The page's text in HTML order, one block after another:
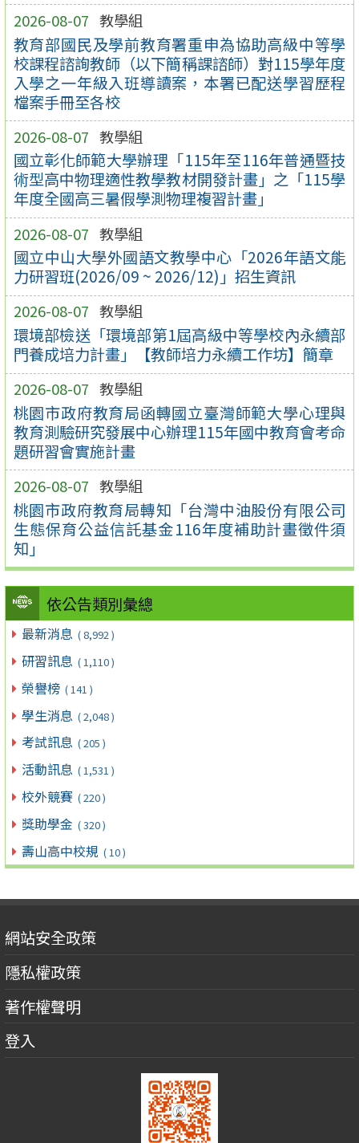
2026-08-07 教學組
教育部國民及學前教育署重申為協助高級中等學
校課程諮詢教師（以下簡稱課諮師）對115學年度
入學之一年級入班導讀案，本署已配送學習歷程
檔案手冊至各校
2026-08-07 教學組
國立彰化師範大學辦理「115年至116年普通暨技
術型高中物理適性教學教材開發計畫」之「115學
年度全國高三暑假學測物理複習計畫」
2026-08-07 教學組
國立中山大學外國語文教學中心「2026年語文能
力研習班(2026/09 ~ 2026/12)」招生資訊
2026-08-07 教學組
環境部檢送「環境部第1屆高級中等學校內永續部
門養成培力計畫」【教師培力永續工作坊】簡章
2026-08-07 教學組
桃園市政府教育局函轉國立臺灣師範大學心理與
教育測驗研究發展中心辦理115年國中教育會考命
題研習會實施計畫
2026-08-07 教學組
桃園市政府教育局轉知「台灣中油股份有限公司
生態保育公益信託基金116年度補助計畫徵件須
知」
依公告類別彙總
最新消息 ( 8,992 )
研習訊息 ( 1,110 )
榮譽榜 ( 141 )
學生消息 ( 2,048 )
考試訊息 ( 205 )
活動訊息 ( 1,531 )
校外競賽 ( 220 )
獎助學金 ( 320 )
壽山高中校規 ( 10 )
網站安全政策
隱私權政策
著作權聲明
登入